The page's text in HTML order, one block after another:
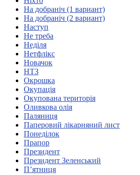
Київська область
Кіровоградська
Тернопільська область
Харківська область
Херсонська область
Хмельницька область
Чернігівська область
На добраніч (1 вариант)
На добраніч (2 вариант)
Наступ
Не треба
Неділя
Нетфлікс
Новачок
НТЗ
Окрошка
Окупація
Окупована територія
Оливкова олія
Паляниця
Паперовий лікарняний лист
Понеділок
Прапор
Президент
Президент Зеленський
П’ятниця